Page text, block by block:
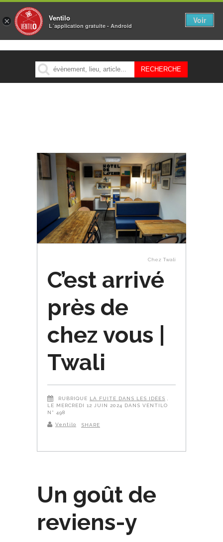
MENU
Chez Twali
C’est arrivé
près de
chez vous |
Twali
RUBRIQUE LA FUITE DANS LES IDÉES ,
LE MERCREDI 12 JUIN 2024 DANS VENTILO
N° 498
Ventilo SHARE
Un goût de
reviens-y
× Ventilo
L´application gratuite - Android
Voir